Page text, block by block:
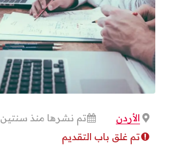
الأردن
تم نشرها منذ سنتين
تم غلق باب التقديم